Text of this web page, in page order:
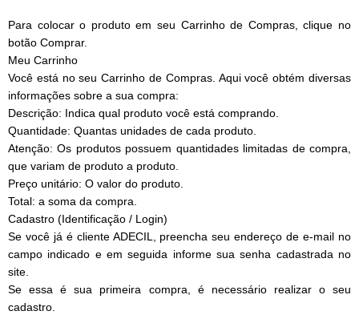
Para colocar o produto em seu Carrinho de Compras, clique no
botão Comprar.
Meu Carrinho
Você está no seu Carrinho de Compras. Aqui você obtém diversas
informações sobre a sua compra:
Descrição: Indica qual produto você está comprando.
Quantidade: Quantas unidades de cada produto.
Atenção: Os produtos possuem quantidades limitadas de compra,
que variam de produto a produto.
Preço unitário: O valor do produto.
Total: a soma da compra.
Cadastro (Identificação / Login)
Se você já é cliente ADECIL, preencha seu endereço de e-mail no
campo indicado e em seguida informe sua senha cadastrada no
site.
Se essa é sua primeira compra, é necessário realizar o seu
cadastro.